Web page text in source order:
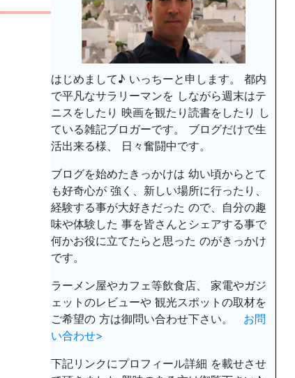
はじめまして♪ いっちーと申します。 都内
で平凡なサラリーマンを しながら週末はテ
ニスをしたり 映画を観たり読書をしたり し
ている雑記ブロガーです。 ブログだけで生
活出来る様、 日々奮闘中です。
ブログを始めたきっかけは 幼い頃からとて
も好奇心が 強く、新しい場所に行ったり、
経験する事が大好きだった ので、自分の趣
味や体験した 事を皆さんとシェアする事で
何かお役に立てたらと思った のがきっかけ
です。
ラーメン屋やカフェ等飲食店、 家電やガジ
ェットのレビューや 観光スポットの取材を
ご希望の 方は御問い合わせ下さい。
お問
い合わせ>
下記リンクにプロフィール詳細 を載せさせ